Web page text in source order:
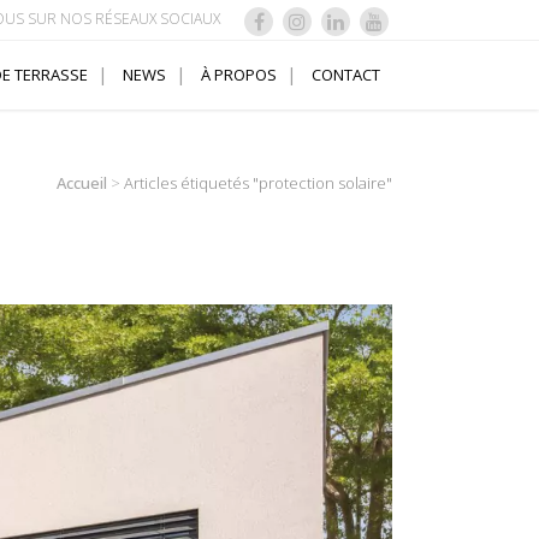
SUR NOS RÉSEAUX SOCIAUX
TERRASSE NEWS À PROPOS CONTACT
Accueil > Articles étiquetés "protection solaire"